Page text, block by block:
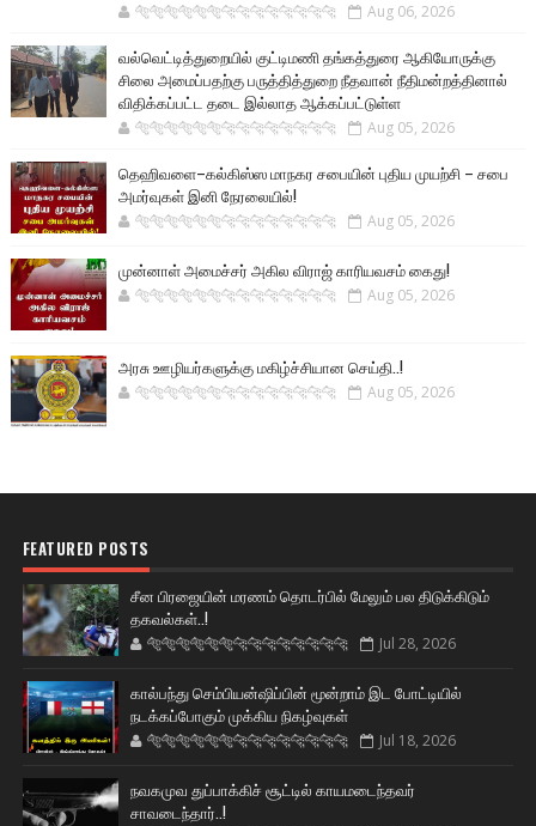
🐅🐅🐅🐅🐅🐅🐆🐆🐆🐆🐆🐆🐆🐆 Aug 06, 2026
வல்வெட்டித்துறையில் குட்டிமணி தங்கத்துரை ஆகியோருக்கு
சிலை அமைப்பதற்கு பருத்தித்துறை நீதவான் நீதிமன்றத்தினால்
விதிக்கப்பட்ட தடை இல்லாத ஆக்கப்பட்டுள்ள
🐅🐅🐅🐅🐅🐅🐆🐆🐆🐆🐆🐆🐆🐆 Aug 05, 2026
தெஹிவளை–கல்கிஸ்ஸ மாநகர சபையின் புதிய முயற்சி – சபை
அமர்வுகள் இனி நேரலையில்!
🐅🐅🐅🐅🐅🐅🐆🐆🐆🐆🐆🐆🐆🐆 Aug 05, 2026
முன்னாள் அமைச்சர் அகில விராஜ் காரியவசம் கைது!
🐅🐅🐅🐅🐅🐅🐆🐆🐆🐆🐆🐆🐆🐆 Aug 05, 2026
அரசு ஊழியர்களுக்கு மகிழ்ச்சியான செய்தி..!
🐅🐅🐅🐅🐅🐅🐆🐆🐆🐆🐆🐆🐆🐆 Aug 05, 2026
FEATURED POSTS
சீன பிரஜையின் மரணம் தொடர்பில் மேலும் பல திடுக்கிடும்
தகவல்கள்..!
🐅🐅🐅🐅🐅🐅🐆🐆🐆🐆🐆🐆🐆🐆 Jul 28, 2026
கால்பந்து செம்பியன்ஷிப்பின் மூன்றாம் இட போட்டியில்
நடக்கப்போகும் முக்கிய நிகழ்வுகள்
🐅🐅🐅🐅🐅🐅🐆🐆🐆🐆🐆🐆🐆🐆 Jul 18, 2026
நவகமுவ துப்பாக்கிச் சூட்டில் காயமடைந்தவர்
சாவடைந்தார்..!